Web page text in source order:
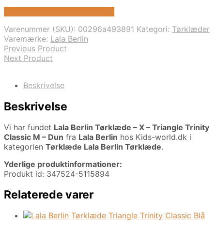
Varenummer (SKU): 00296a493891 Kategori: Tørklæder
Varemærke: Lala Berlin
Previous Product
Next Product
Beskrivelse
Beskrivelse
Vi har fundet Lala Berlin Tørklæde – X – Triangle Trinity
Classic M – Dun fra Lala Berlin hos Kids-world.dk i
kategorien Tørklæde Lala Berlin Tørklæde.
Yderlige produktinformationer:
Produkt id: 347524-5115894
Relaterede varer